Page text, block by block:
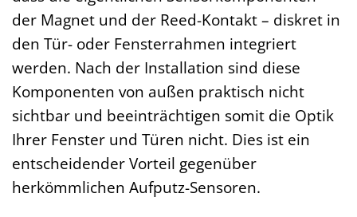
der Magnet und der Reed-Kontakt – diskret in
den Tür- oder Fensterrahmen integriert
werden. Nach der Installation sind diese
Komponenten von außen praktisch nicht
sichtbar und beeinträchtigen somit die Optik
Ihrer Fenster und Türen nicht. Dies ist ein
entscheidender Vorteil gegenüber
herkömmlichen Aufputz-Sensoren.